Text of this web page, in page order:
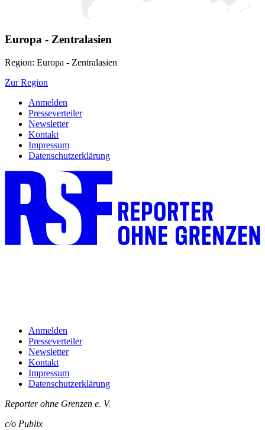
Europa - Zentralasien
Region: Europa - Zentralasien
Zur Region
Anmelden
Presseverteiler
Newsletter
Kontakt
Impressum
Datenschutzerklärung
Anmelden
Presseverteiler
Newsletter
Kontakt
Impressum
Datenschutzerklärung
Reporter ohne Grenzen e. V.
c/o Publix